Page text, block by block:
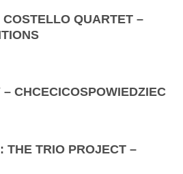
QUARTET –
– CHCECICOSPOWIEDZIEC
THE TRIO PROJECT –